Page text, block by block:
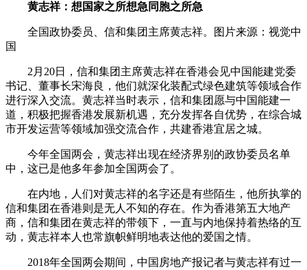
黄志祥：想国家之所想急同胞之所急
全国政协委员、信和集团主席黄志祥。图片来源：视觉中
国
2月20日，信和集团主席黄志祥在香港会见中国能建党委
书记、董事长宋海良，他们就深化装配式绿色建筑等领域合作
进行深入交流。黄志祥当时表示，信和集团愿与中国能建一
道，积极把握香港发展新机遇，充分发挥各自优势，在综合城
市开发运营等领域加强交流合作，共建香港宜居之城。
今年全国两会，黄志祥出现在经济界别的政协委员名单
中，这已是他多年参加全国两会了。
在内地，人们对黄志祥的名字还是有些陌生，他所执掌的
信和集团在香港则是无人不知的存在。作为香港第五大地产
商，信和集团在黄志祥的带领下，一直与内地保持着热络的互
动，黄志祥本人也常旗帜鲜明地表达他的爱国之情。
2018年全国两会期间，中国房地产报记者与黄志祥有过一